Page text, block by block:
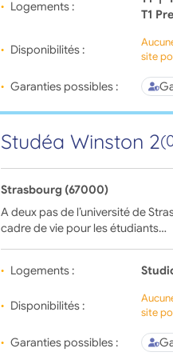
Logements :
T1
Disponibilités :
site
Garanties possibles :
Studéa Winston 2
Strasbourg (67000)
A deux pas de l’université de
cadre de vie pour les étudiants…
Logements :
Disponibilités :
site
Garanties possibles :